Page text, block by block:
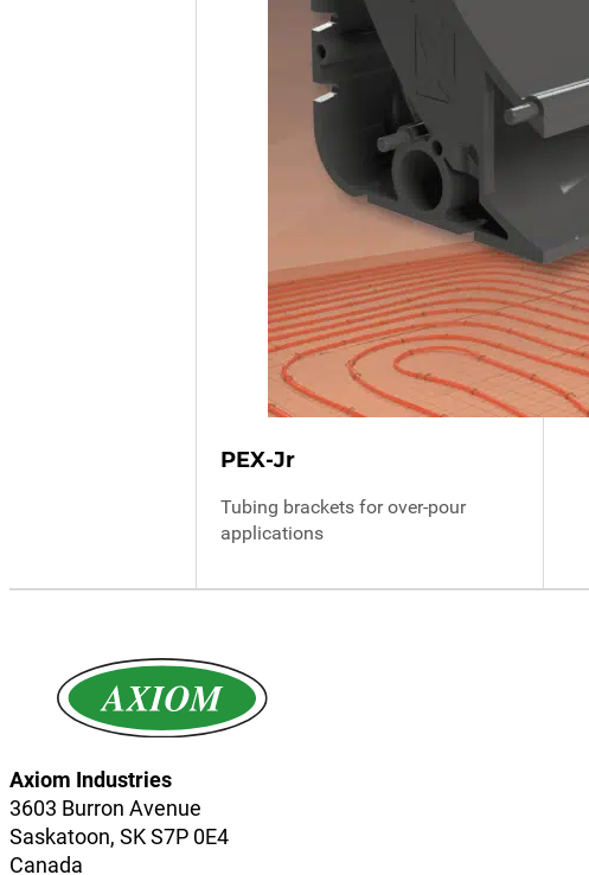
PEX-Jr
Tubing brackets for over-pour
applications
Axiom Industries
3603 Burron Avenue
Saskatoon, SK S7P 0E4
Canada